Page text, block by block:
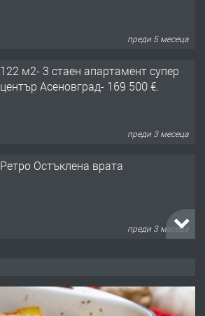
преди 3 месеца
Ретро Остъклена врата
преди 3 месеца
🌟HYUNDAI i10 - 2024 | Само 55 лв./
преди 10 месеца